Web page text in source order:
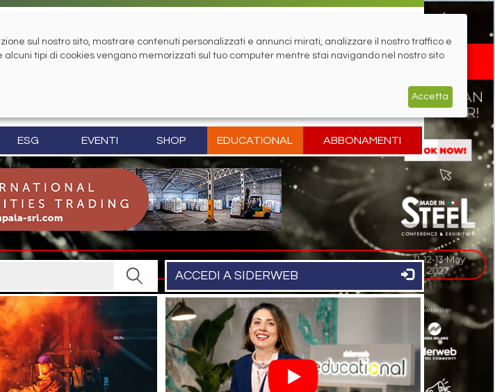
ESG EVENTI SHOP EDUCATIONAL ABBONAMENTI
ACCEDI A SIDERWEB
sul nostro sito, mostrare contenuti personalizzati e annunci mirati, analizzare il nostro traffico e
tipi di cookies vengano memorizzati sul tuo computer mentre stai navigando nel nostro sito
Accetta